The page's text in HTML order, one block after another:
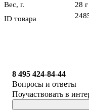
Вес, г.
28 г
ID товара
8 495 424-84-44
Вопросы и ответы
Поучаствовать в